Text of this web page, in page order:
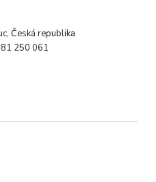
Česká republika
250 061